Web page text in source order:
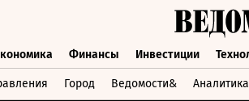
Финансы Инвестиции
Город Ведомости& Аналитика